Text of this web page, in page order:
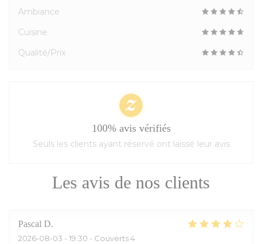
Les avis de nos clients
Pascal D
2026-08-03 - 19:30 - Couverts 4
Ambiance
Cuisine
Qualité/Prix
100% avis vérifiés
Seuls les clients ayant réservé ont laissé leur avis